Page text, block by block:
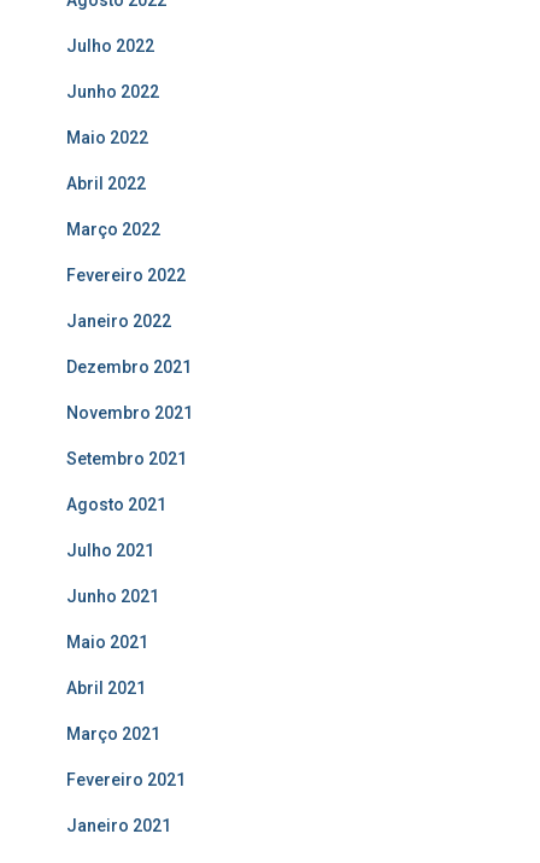
Julho 2022
Junho 2022
Maio 2022
Abril 2022
Março 2022
Fevereiro 2022
Janeiro 2022
Dezembro 2021
Novembro 2021
Setembro 2021
Agosto 2021
Julho 2021
Junho 2021
Maio 2021
Abril 2021
Março 2021
Fevereiro 2021
Janeiro 2021